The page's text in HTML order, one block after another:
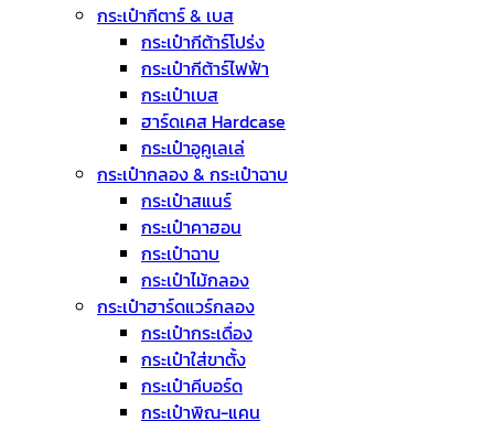
กระเป๋ากีตาร์ & เบส
กระเป๋ากีต้าร์โปร่ง
กระเป๋ากีต้าร์ไฟฟ้า
กระเป๋าเบส
ฮาร์ดเคส Hardcase
กระเป๋าอูคูเลเล่
กระเป๋ากลอง & กระเป๋าฉาบ
กระเป๋าสแนร์
กระเป๋าคาฮอน
กระเป๋าฉาบ
กระเป๋าไม้กลอง
กระเป๋าฮาร์ดแวร์กลอง
กระเป๋ากระเดื่อง
กระเป๋าใส่ขาตั้ง
กระเป๋าคีบอร์ด
กระเป๋าพิณ-แคน